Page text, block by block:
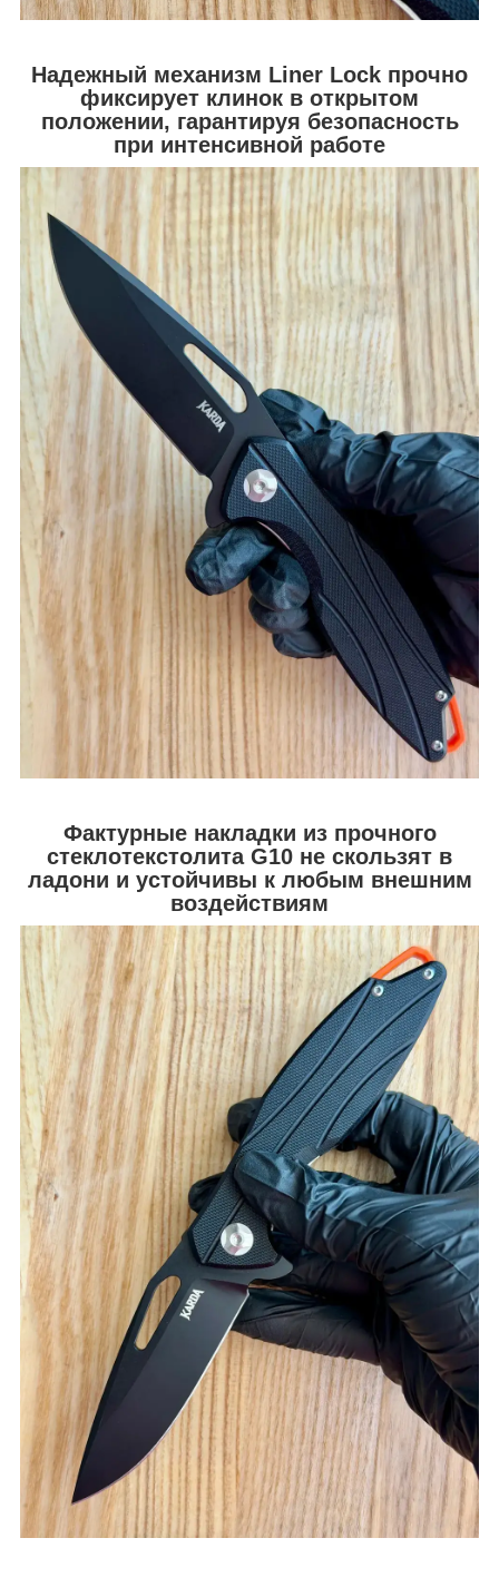
Надежный механизм Liner Lock прочно
фиксирует клинок в открытом
положении, гарантируя безопасность
при интенсивной работе
Фактурные накладки из прочного
стеклотекстолита G10 не скользят в
ладони и устойчивы к любым внешним
воздействиям